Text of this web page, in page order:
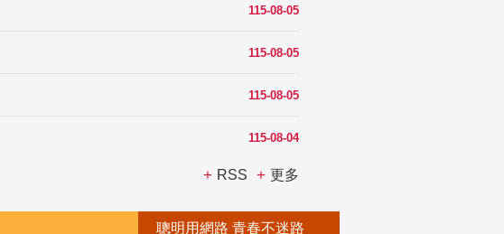
115-08-05
115-08-05
115-08-05
115-08-04
RSS 更多
聰明用網路 青春不迷路